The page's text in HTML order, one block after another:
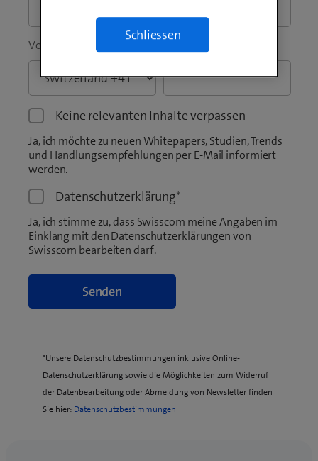
Vorwahl
Keine relevanten Inhalte verpassen
Ja, ich möchte zu neuen Whitepapers, Studien, Trends
und Handlungsempfehlungen per E-Mail informiert
werden.
Datenschutzerklärung*
Ja, ich stimme zu, dass Swisscom meine Angaben im
Einklang mit den Datenschutzerklärungen von
Swisscom bearbeiten darf.
*Unsere Datenschutzbestimmungen inklusive Online-
Datenschutzerklärung sowie die Möglichkeiten zum Widerruf
der Datenbearbeitung oder Abmeldung von Newsletter finden
Sie hier: Datenschutzbestimmungen
Schliessen